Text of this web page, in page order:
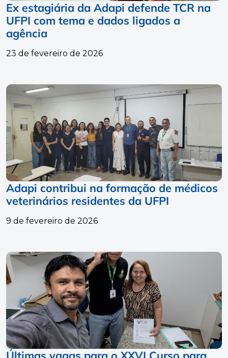
Ex estagiária da Adapi defende TCR na
UFPI com tema e dados ligados a
agência
23 de fevereiro de 2026
Adapi contribui na formação de médicos
veterinários residentes da UFPI
9 de fevereiro de 2026